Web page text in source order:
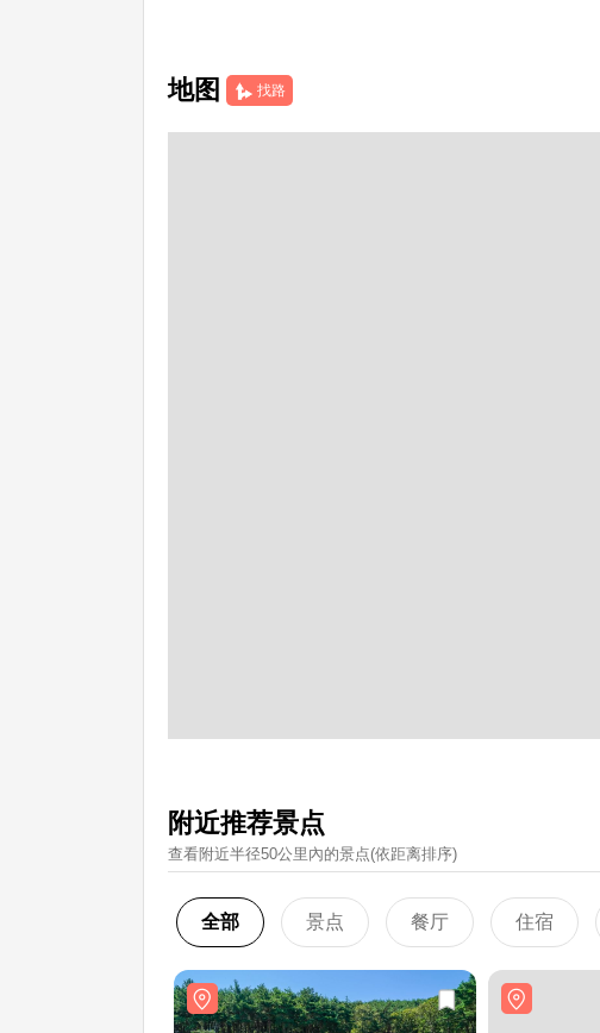
地图 找路
附近推荐景点
查看附近半径50公里內的景点(依距离排序)
全部 景点 餐厅 住宿